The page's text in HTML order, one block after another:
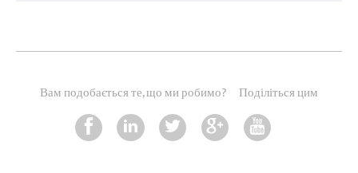
Вам подобається те, що ми робимо? Поділіться цим